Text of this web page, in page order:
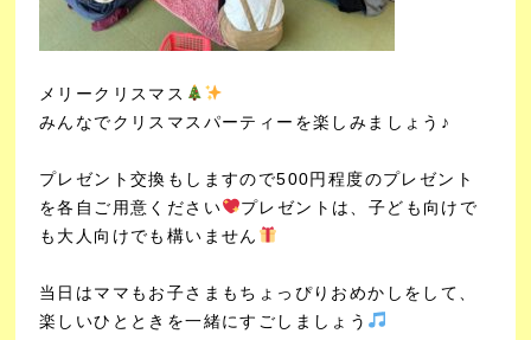
メリークリスマス
みんなでクリスマスパーティーを楽しみましょう♪
プレゼント交換もしますので500円程度のプレゼント
を各自ご用意ください
プレゼントは、子ども向けで
も大人向けでも構いません
当日はママもお子さまもちょっぴりおめかしをして、
楽しいひとときを一緒にすごしましょう